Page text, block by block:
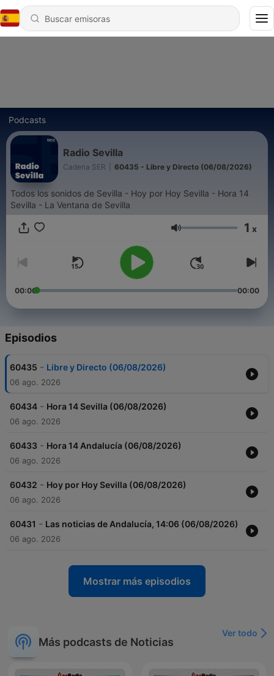
Podcasts
Radio Sevilla
Cadena SER 60435 - Libre y Directo (06/08/2026)
Todos los sonidos de Sevilla - Hoy por Hoy Sevilla - Hora 14
Sevilla - La Ventana de Sevilla
Volumen 1 x
00:00 00:00
Episodios
60435 - Libre y Directo (06/08/2026)
06 ago. 2026
60434 - Hora 14 Sevilla (06/08/2026)
06 ago. 2026
60433 - Hora 14 Andalucía (06/08/2026)
06 ago. 2026
60432 - Hoy por Hoy Sevilla (06/08/2026)
06 ago. 2026
60431 - Las noticias de Andalucía, 14:06 (06/08/2026)
06 ago. 2026
Mostrar más episodios
Más podcasts de Noticias
Ver todo